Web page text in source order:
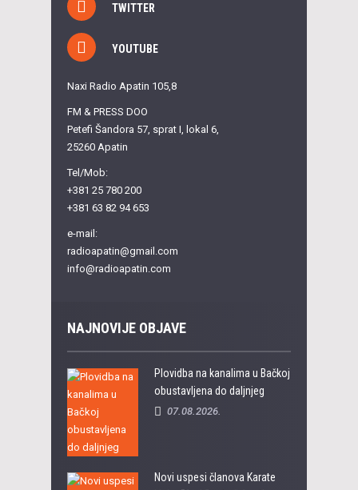
TWITTER
YOUTUBE
Naxi Radio Apatin 105,8
FM & PRESS DOO
Petefi Šandora 57, sprat I, lokal 6,
25260 Apatin
Tel/Mob:
+381 25 780 200
+381 63 82 94 653
e-mail:
radioapatin@gmail.com
info@radioapatin.com
NAJNOVIJE OBJAVE
Plovidba na kanalima u Bačkoj
obustavljena do daljnjeg
07.08.2026.
Novi uspesi članova Karate